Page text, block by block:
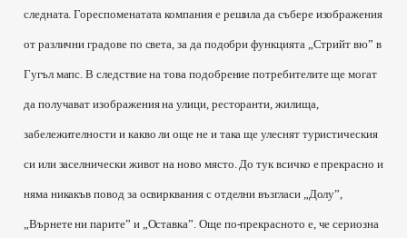
следната. Гореспоменатата компания е решила да събере изображения
от различни градове по света, за да подобри функцията „Стрийт вю” в
Гугъл мапс. В следствие на това подобрение потребителите ще могат
да получават изображения на улици, ресторанти, жилища,
забележителности и какво ли още не и така ще улеснят туристическия
си или заселнически живот на ново място. До тук всичко е прекрасно и
няма никакъв повод за освирквания с отделни възгласи „Долу”,
„Върнете ни парите” и „Оставка”. Още по-прекрасното е, че сериозна